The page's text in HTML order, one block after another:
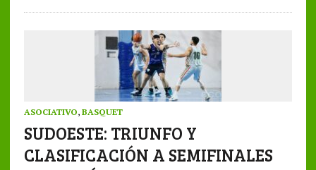
ASOCIATIVO, BASQUET
SUDOESTE: TRIUNFO Y
CLASIFICACIÓN A SEMIFINALES